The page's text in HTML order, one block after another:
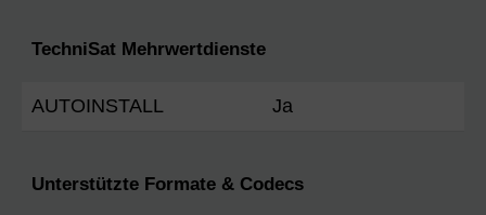
TechniSat Mehrwertdienste
AUTOINSTALL Ja
Unterstützte Formate & Codecs